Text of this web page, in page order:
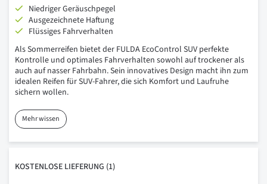
Niedriger Geräuschpegel
Ausgezeichnete Haftung
Flüssiges Fahrverhalten
Als Sommerreifen bietet der FULDA EcoControl SUV perfekte
Kontrolle und optimales Fahrverhalten sowohl auf trockener als
auch auf nasser Fahrbahn. Sein innovatives Design macht ihn zum
idealen Reifen für SUV-Fahrer, die sich Komfort und Laufruhe
sichern wollen.
Mehr wissen
KOSTENLOSE LIEFERUNG (1)